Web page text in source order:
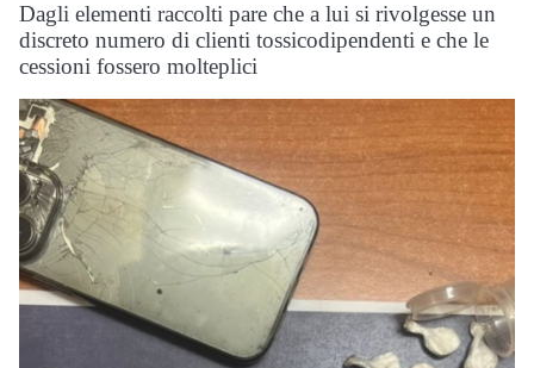
Dagli elementi raccolti pare che a lui si rivolgesse un
discreto numero di clienti tossicodipendenti e che le
cessioni fossero molteplici